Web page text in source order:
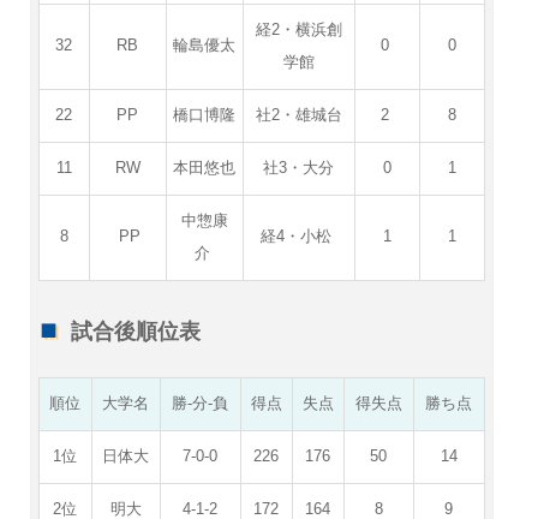
32 RB 輪島優太
経2・横浜創
学館
0 0
22 PP 橋口博隆 社2・雄城台 2 8
11 RW 本田悠也 社3・大分 0 1
8 PP
中惣康
介
経4・小松 1 1
試合後順位表
順位 大学名 勝-分-負 得点 失点 得失点 勝ち点
1位 日体大 7-0-0 226 176 50 14
2位 明大 4-1-2 172 164 8 9